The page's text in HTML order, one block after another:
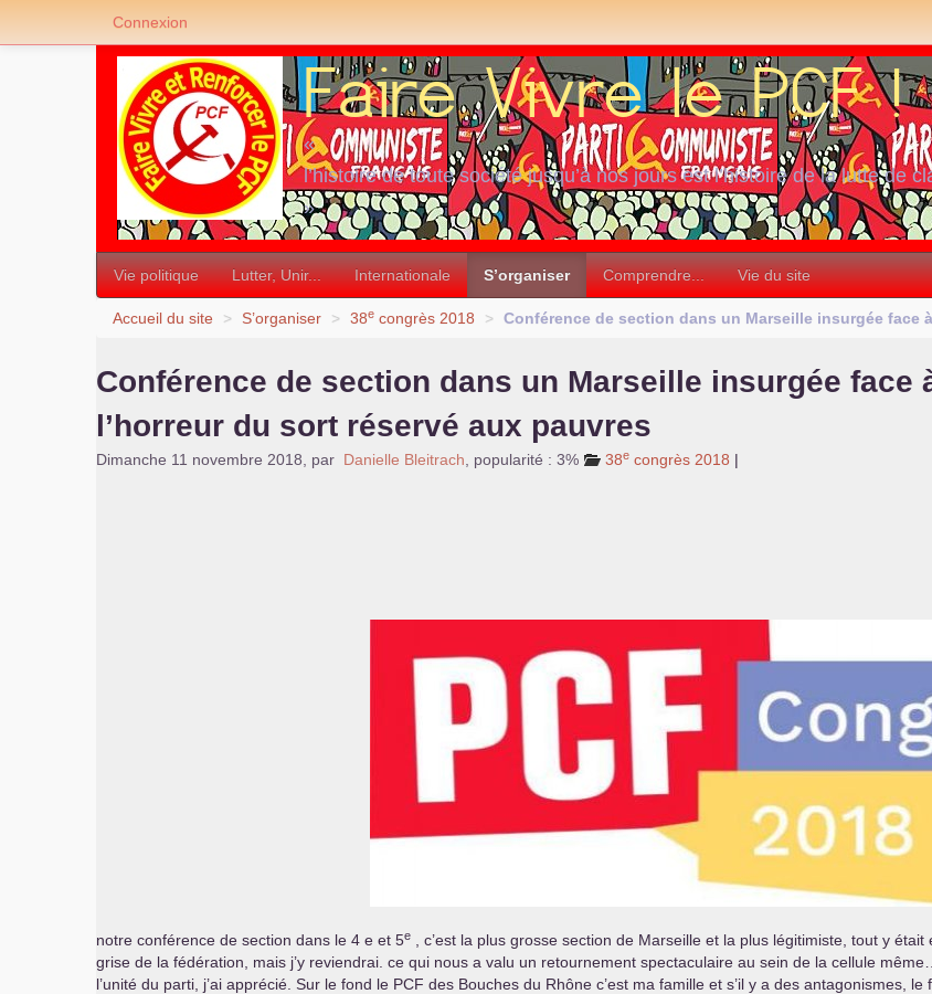
«
l’histoire de toute société jusqu’à nos jours est l’histoire de la lutte de
»
Vie politique Lutter, Unir... Internationale S’organiser Comprendre... Vie du site
Accueil du site > S’organiser > 38e congrès 2018 > Conférence de section dans un Marseille insurgée face
Conférence de section dans un Marseille insurgée face
l’horreur du sort réservé aux pauvres
Dimanche 11 novembre 2018 par Danielle Bleitrach popularité : 3% 38e congrès 2018 |
notre conférence de section dans le 4 e et 5e
, c’est la plus grosse section de Marseille et la plus légitimiste, tout y
grise de la fédération, mais j’y reviendrai. ce qui nous a valu un retournement spectaculaire au sein de la cellule
l’unité du parti, j’ai apprécié. Sur le fond le PCF des Bouches du Rhône c’est ma famille et s’il y a des antagonismes,
Connexion